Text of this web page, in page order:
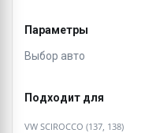
Параметры
Выбор авто
Подходит для
VW SCIROCCO (137, 138)